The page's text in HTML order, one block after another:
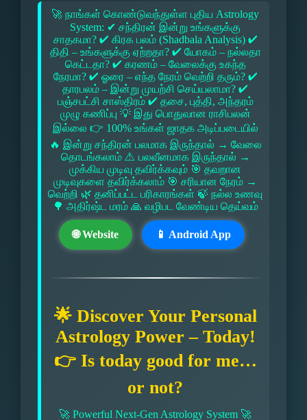
🚀 நாங்கள் கொண்டுவந்துள்ள புதிய Astrology
System: ✔ சந்திரன் இன்று உங்களுக்கு
சாதகமா? ✔ கிரக பலம் (Shadbala Analysis) ✔
திதி – உங்களுக்கு ஏற்றதா? ✔ யோகம் – நல்லதா
கெட்டதா? ✔ கரணம் – வேலைக்கு உகந்த
நேரமா? ✔ ஓரை – எந்த நேரம் வெற்றி தரும்? ✔
தாரபலம் – இன்று முயற்சி செய்யலாமா? ✔
பஞ்சபட்சி சாஸ்திரம் ✔ தசை, புத்தி, அந்தரம்
முழு கணிப்பு 💡 இது பொதுவான ராசிபலன்
இல்லை 👉 100% உங்கள் ஜாதக அடிப்படையில்
🔥 இன்று சந்திரன் பலமாக இருந்தால் → வேலை
தொடங்கலாம் ⚠ பலவீனமாக இருந்தால் →
முக்கிய முடிவு தவிர்க்கவும் 🎯 தவறான
முடிவுகளை தவிர்க்கலாம் 🎯 சரியான நேரம் →
வெற்றி 🌿 தனிப்பட்ட பரிகாரங்கள் 🍃 நல்ல உணவு
🌳 அதிர்ஷ்ட மரம் 🙏 வழிபட வேண்டிய தெய்வம்
🌐 Website 📱 Android App
🌟 Discover Your Personal
Astrology Power – Today!
👉 Is today good for me…
or not?
🚀 Powerful Next-Gen Astrology System 🚀